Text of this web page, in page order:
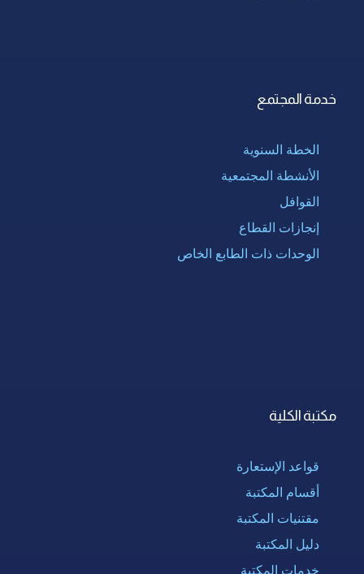
خدمة المجتمع
الخطة السنوية
الأنشطة المجتمعية
القوافل
إنجازات القطاع
الوحدات ذات الطابع الخاص
مكتبة الكلية
قواعد الإستعارة
أقسام المكتبة
مقتنيات المكتبة
دليل المكتبة
خدمات المكتبة